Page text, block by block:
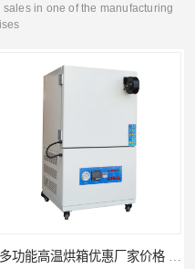
in one of the manufacturing